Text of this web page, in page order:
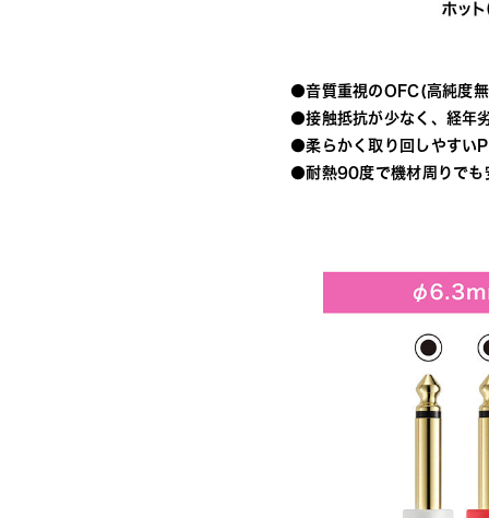
●音質重視のOFC(高純度
●接触抵抗が少なく、経年
●柔らかく取り回しやすい
●耐熱90度で機材周りでも